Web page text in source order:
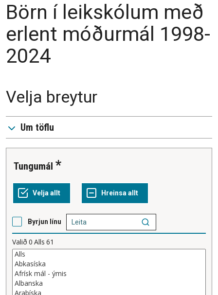
Börn í leikskólum með
erlent móðurmál 1998-
2024
Velja breytur
Um töflu
Tungumál
Byrjun línu
Valið 0 Alls 61